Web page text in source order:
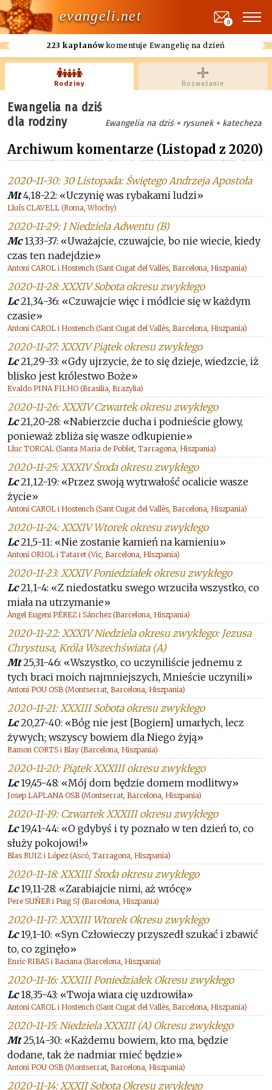
evangeli.net
223 kapłanówkomentuje Ewangelię na dzień
0
Rodziny Rozważanie
Ewangelia na dziś
dla rodziny
Ewangelia na dziś + rysunek + katecheza
Archiwum komentarze (Listopad z 2020)
2020-11-30: 30 Listopada: Świętego Andrzeja Apostoła
Mt4,18-22: «Uczynię was rybakami ludzi»
Lluís CLAVELL (Roma, Włochy)
2020-11-29: I Niedziela Adwentu (B)
Mc13,33-37: «Uważajcie, czuwajcie, bo nie wiecie, kiedy
czas ten nadejdzie»
Antoni CAROL i Hostench (Sant Cugat del Vallès, Barcelona, Hiszpania)
2020-11-28: XXXIV Sobota okresu zwykłego
Lc21,34-36: «Czuwajcie więc i módlcie się w każdym
czasie»
Antoni CAROL i Hostench (Sant Cugat del Vallès, Barcelona, Hiszpania)
2020-11-27: XXXIV Piątek okresu zwykłego
Lc21,29-33: «Gdy ujrzycie, że to się dzieje, wiedzcie, iż
blisko jest królestwo Boże»
Evaldo PINA FILHO (Brasilia, Brazylia)
2020-11-26: XXXIV Czwartek okresu zwykłego
Lc21,20-28: «Nabierzcie ducha i podnieście głowy,
ponieważ zbliża się wasze odkupienie»
Lluc TORCAL (Santa Maria de Poblet, Tarragona, Hiszpania)
2020-11-25: XXXIV Środa okresu zwykłego
Lc21,12-19: «Przez swoją wytrwałość ocalicie wasze
życie»
Antoni CAROL i Hostench (Sant Cugat del Vallès, Barcelona, Hiszpania)
2020-11-24: XXXIV Wtorek okresu zwykłego
Lc21,5-11: «Nie zostanie kamień na kamieniu»
Antoni ORIOL i Tataret (Vic, Barcelona, Hiszpania)
2020-11-23: XXXIV Poniedziałek okresu zwykłego
Lc21,1-4: «Z niedostatku swego wrzuciła wszystko, co
miała na utrzymanie»
Àngel Eugeni PÉREZ i Sánchez (Barcelona, Hiszpania)
2020-11-22: XXXIV Niedziela okresu zwykłego: Jezusa
Chrystusa, Króla Wszechświata (A)
Mt25,31-46: «Wszystko, co uczyniliście jednemu z
tych braci moich najmniejszych, Mnieście uczynili»
Antoni POU OSB (Montserrat, Barcelona, Hiszpania)
2020-11-21: XXXIII Sobota okresu zwykłego
Lc20,27-40: «Bóg nie jest [Bogiem] umarłych, lecz
żywych; wszyscy bowiem dla Niego żyją»
Ramon CORTS i Blay (Barcelona, Hiszpania)
2020-11-20: Piątek XXXIII okresu zwykłego
Lc19,45-48: «Mój dom będzie domem modlitwy»
Josep LAPLANA OSB (Montserrat, Barcelona, Hiszpania)
2020-11-19: Czwartek XXXIII okresu zwykłego
Lc19,41-44: «O gdybyś i ty poznało w ten dzień to, co
służy pokojowi!»
Blas RUIZ i López (Ascó, Tarragona, Hiszpania)
2020-11-18: XXXIII Środa okresu zwykłego
Lc19,11-28: «Zarabiajcie nimi, aż wrócę»
Pere SUÑER i Puig SJ (Barcelona, Hiszpania)
2020-11-17: XXXIII Wtorek Okresu zwykłego
Lc19,1-10: «Syn Człowieczy przyszedł szukać i zbawić
to, co zginęło»
Enric RIBAS i Baciana (Barcelona, Hiszpania)
2020-11-16: XXXIII Poniedziałek Okresu zwykłego
Lc18,35-43: «Twoja wiara cię uzdrowiła»
Antoni CAROL i Hostench (Sant Cugat del Vallès, Barcelona, Hiszpania)
2020-11-15: Niedziela XXXIII (A) Okresu zwykłego
Mt25,14-30: «Każdemu bowiem, kto ma, będzie
dodane, tak że nadmiar mieć będzie»
Antoni POU OSB (Montserrat, Barcelona, Hiszpania)
2020-11-14: XXXII Sobota Okresu zwykłego